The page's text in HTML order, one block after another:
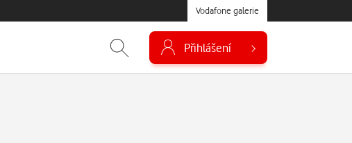
Vodafone galerie
Přihlášení